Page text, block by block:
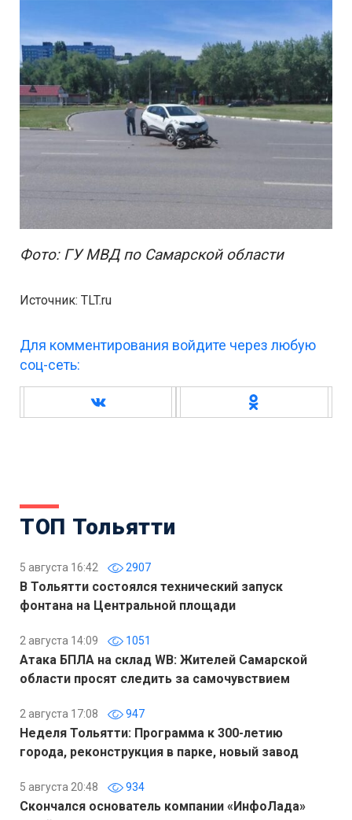
Фото: ГУ МВД по Самарской области
Источник: TLT.ru
Для комментирования войдите через любую
соц-сеть:
ТОП Тольятти
5 августа 16:42 2907
В Тольятти состоялся технический запуск
фонтана на Центральной площади
2 августа 14:09 1051
Атака БПЛА на склад WB: Жителей Самарской
области просят следить за самочувствием
2 августа 17:08 947
Неделя Тольятти: Программа к 300-летию
города, реконструкция в парке, новый завод
5 августа 20:48 934
Скончался основатель компании «ИнфоЛада»